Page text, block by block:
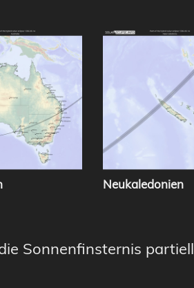
Neukaledonien
Sonnenfinsternis